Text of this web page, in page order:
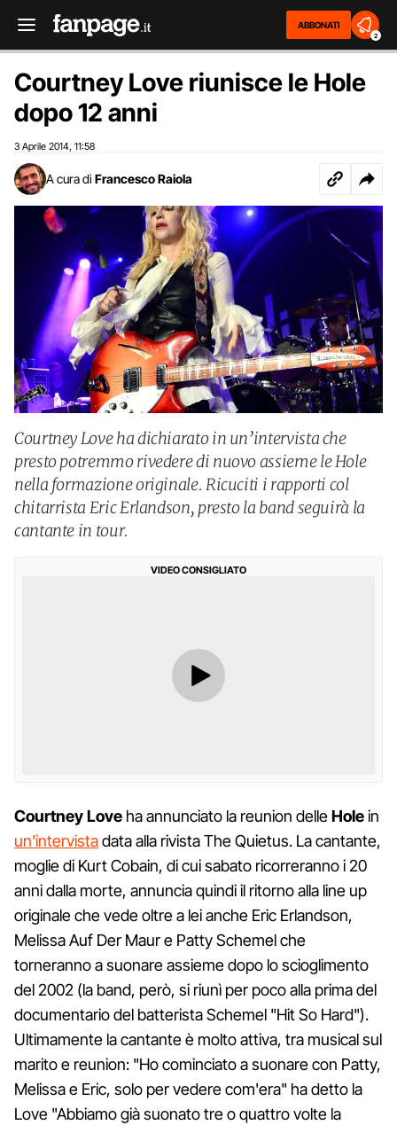
ABBONATI
2
Courtney Love riunisce le Hole
dopo 12 anni
3 Aprile 2014 11:58
A cura di Francesco Raiola
Courtney Love ha dichiarato in un’intervista che
presto potremmo rivedere di nuovo assieme le Hole
nella formazione originale. Ricuciti i rapporti col
chitarrista Eric Erlandson, presto la band seguirà la
cantante in tour.
VIDEO CONSIGLIATO
Courtney Love ha annunciato la reunion delleHolein
un'intervistadata alla rivista The Quietus. La cantante,
moglie di Kurt Cobain, di cui sabato ricorreranno i 20
anni dalla morte, annuncia quindi il ritorno alla line up
originale che vede oltre a lei anche Eric Erlandson,
Melissa Auf Der Maur e Patty Schemel che
torneranno a suonare assieme dopo lo scioglimento
del 2002 (la band, però, si riunì per poco alla prima del
documentario del batterista Schemel "Hit So Hard").
Ultimamente la cantante è molto attiva, tra musical sul
marito e reunion: "Ho cominciato a suonare con Patty,
Melissa e Eric, solo per vedere com'era" ha detto la
Love "Abbiamo già suonato tre o quattro volte la